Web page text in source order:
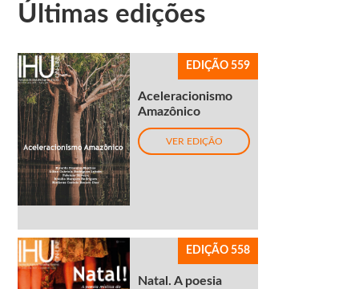
Últimas edições
EDIÇÃO 559
Aceleracionismo
Amazônico
VER EDIÇÃO
EDIÇÃO 558
Natal. A poesia